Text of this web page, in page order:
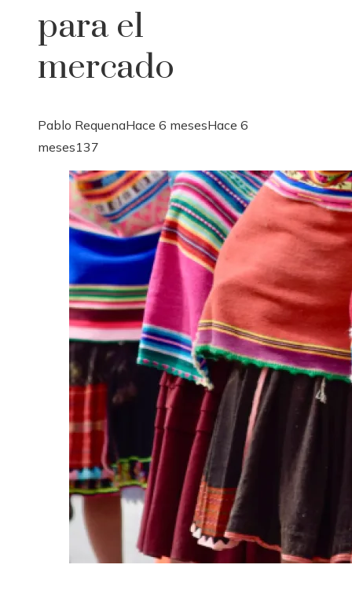
para el
mercado
Pablo RequenaHace 6 mesesHace 6
meses137